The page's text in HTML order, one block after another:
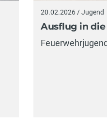
20.02.2026 / Jugend
Ausflug in